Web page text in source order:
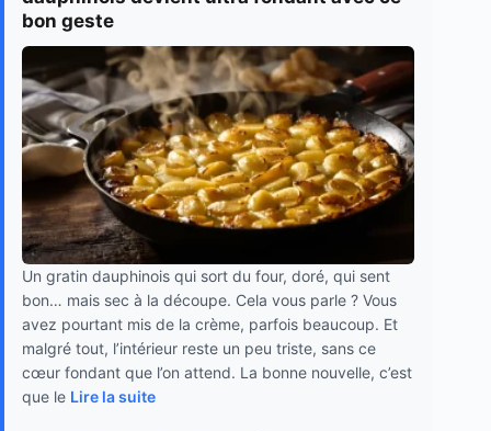
bon geste
Un gratin dauphinois qui sort du four, doré, qui sent
bon… mais sec à la découpe. Cela vous parle ? Vous
avez pourtant mis de la crème, parfois beaucoup. Et
malgré tout, l’intérieur reste un peu triste, sans ce
cœur fondant que l’on attend. La bonne nouvelle, c’est
que le Lire la suite